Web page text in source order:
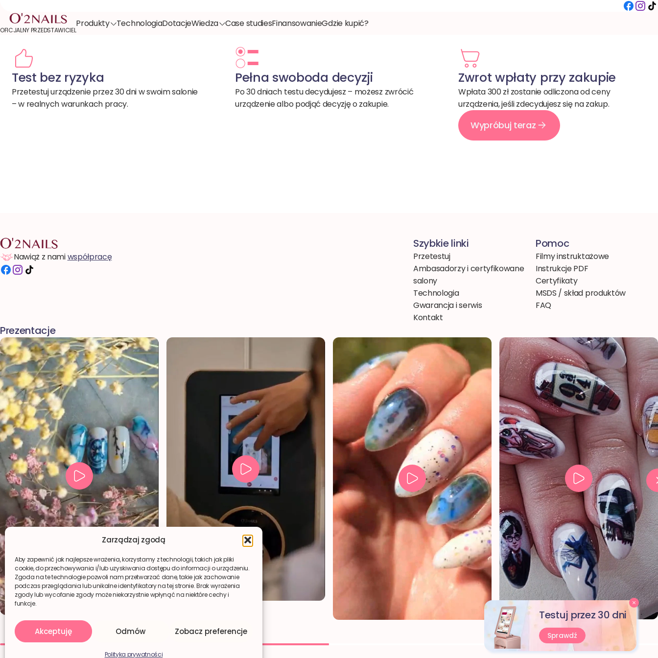
Zarządzaj zgodą
Aby zapewnić jak najlepsze wrażenia, korzystamy z technologii, takich jak pliki
cookie, do przechowywania i/lub uzyskiwania dostępu do informacji o urządzeniu.
Zgoda na te technologie pozwoli nam przetwarzać dane, takie jak zachowanie
podczas przeglądania lub unikalne identyfikatory na tej stronie. Brak wyrażenia
zgody lub wycofanie zgody może niekorzystnie wpłynąć na niektóre cechy i
funkcje.
Akceptuję Odmów Zobacz preferencje
Polityka prywatności
OFICJALNY PRZEDSTAWICIEL
Produkty TechnologiaDotacjeWiedza Case studiesFinansowanieGdzie kupić?
Test bez ryzyka
Przetestuj urządzenie przez 30 dni w swoim salonie
– w realnych warunkach pracy.
Pełna swoboda decyzji
Po 30 dniach testu decydujesz – możesz zwrócić
urządzenie albo podjąć decyzję o zakupie.
Zwrot wpłaty przy zakupie
Wpłata 300 zł zostanie odliczona od ceny
urządzenia, jeśli zdecydujesz się na zakup.
Wypróbuj teraz
Testuj przez 30 dni
Sprawdź
Nawiąż z namiwspółpracę
Szybkie linki
Przetestuj
Ambasadorzy i certyfikowane
salony
Technologia
Gwarancja i serwis
Kontakt
Pomoc
Filmy instruktażowe
Instrukcje PDF
Certyfikaty
MSDS / skład produktów
FAQ
Prezentacje